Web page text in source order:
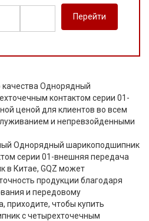
качества Однорядный
контактом серии 01-
ценой для клиентов во всем
и непревзойденными
Однорядный шарикоподшипник
серии 01-внешняя передача
в Китае, GQZ может
продукции благодаря
и передовому
приходите, чтобы купить
с четырехточечным